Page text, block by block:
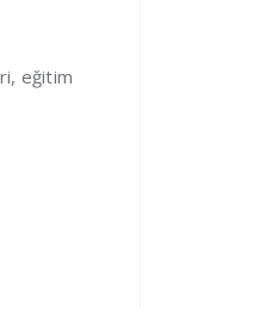
eğitim